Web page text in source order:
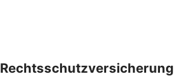
Rechtsschutzversicherung